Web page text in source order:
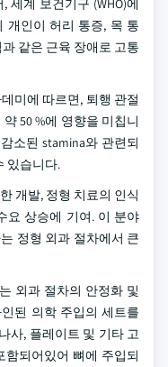
세계 보건기구 (WHO)에
개인이 허리 통증, 목 통
같은 근육 장애로 고통
미에 따르면, 퇴행 관절
50 %에 영향을 미칩니
소된 stamina와 관련되
있습니다.
개발, 정형 치료의 인식
요 상승에 기여. 이 분야
정형 외과 절차에서 큰
외과 절차의 안정화 및
된 의학 주입의 세트를
사, 플레이트 및 기타 고
되어있어 뼈에 주입되